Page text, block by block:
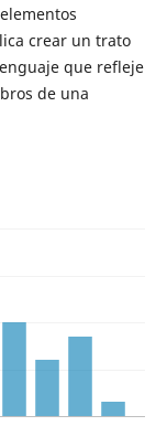
crear un trato
que refleje
de una